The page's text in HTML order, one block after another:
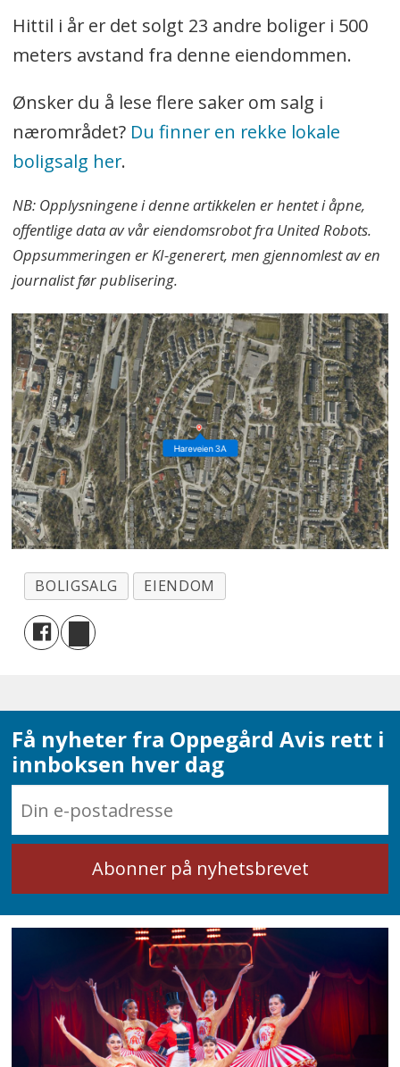
Hittil i år er det solgt 23 andre boliger i 500
meters avstand fra denne eiendommen.
Ønsker du å lese flere saker om salg i
nærområdet? Du finner en rekke lokale
boligsalg her.
NB: Opplysningene i denne artikkelen er hentet i åpne,
offentlige data av vår eiendomsrobot fra United Robots.
Oppsummeringen er KI-generert, men gjennomlest av en
journalist før publisering.
BOLIGSALG EIENDOM
Få nyheter fra Oppegård Avis rett i
innboksen hver dag